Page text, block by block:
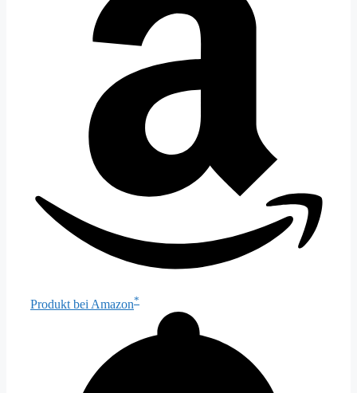
Produkt bei Amazon*